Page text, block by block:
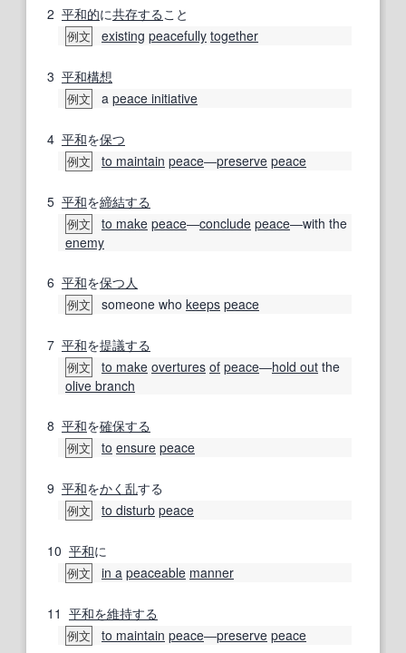
2 平和的に共存する こと
例文 existing peacefully together
3 平和構想
例文 a peace initiative
4 平和を保つ
例文 to maintain peace―preserve peace
5 平和を締結する
例文 to make peace―conclude peace―with the
enemy
6 平和を保つ 人
例文 someone who keeps peace
7 平和を提議する
例文 to make overtures of peace―hold out the
olive branch
8 平和を確保する
例文 to ensure peace
9 平和をかく乱する
例文 to disturb peace
10 平和に
例文 in a peaceable manner
11 平和を維持する
例文 to maintain peace―preserve peace